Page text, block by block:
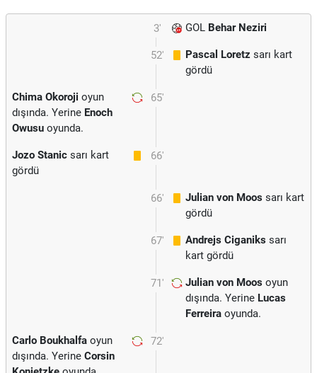
3' GOL Behar Neziri
52' Pascal Loretz sarı kart
gördü
65'
Chima Okoroji oyun
dışında. Yerine Enoch
Owusu oyunda.
66'
Jozo Stanic sarı kart
gördü
66' Julian von Moos sarı kart
gördü
67' Andrejs Ciganiks sarı
kart gördü
71' Julian von Moos oyun
dışında. Yerine Lucas
Ferreira oyunda.
72'
Carlo Boukhalfa oyun
dışında. Yerine Corsin